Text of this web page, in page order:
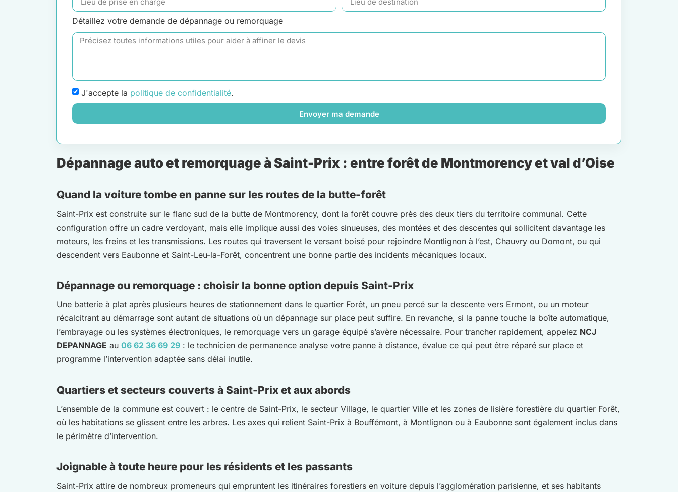
Détaillez votre demande de dépannage ou remorquage
J'accepte la politique de confidentialité.
Envoyer ma demande
Dépannage auto et remorquage à Saint-Prix : entre forêt de Montmorency et val d’Oise
Quand la voiture tombe en panne sur les routes de la butte-forêt
Saint-Prix est construite sur le flanc sud de la butte de Montmorency, dont la forêt couvre près des deux tiers du territoire communal. Cette
configuration offre un cadre verdoyant, mais elle implique aussi des voies sinueuses, des montées et des descentes qui sollicitent davantage les
moteurs, les freins et les transmissions. Les routes qui traversent le versant boisé pour rejoindre Montlignon à l’est, Chauvry ou Domont, ou qui
descendent vers Eaubonne et Saint-Leu-la-Forêt, concentrent une bonne partie des incidents mécaniques locaux.
Dépannage ou remorquage : choisir la bonne option depuis Saint-Prix
Une batterie à plat après plusieurs heures de stationnement dans le quartier Forêt, un pneu percé sur la descente vers Ermont, ou un moteur
récalcitrant au démarrage sont autant de situations où un dépannage sur place peut suffire. En revanche, si la panne touche la boîte automatique,
l’embrayage ou les systèmes électroniques, le remorquage vers un garage équipé s’avère nécessaire. Pour trancher rapidement, appelez NCJ
DEPANNAGE au 06 62 36 69 29 : le technicien de permanence analyse votre panne à distance, évalue ce qui peut être réparé sur place et
programme l’intervention adaptée sans délai inutile.
Quartiers et secteurs couverts à Saint-Prix et aux abords
L’ensemble de la commune est couvert : le centre de Saint-Prix, le secteur Village, le quartier Ville et les zones de lisière forestière du quartier Forêt,
où les habitations se glissent entre les arbres. Les axes qui relient Saint-Prix à Bouffémont, à Montlignon ou à Eaubonne sont également inclus dans
le périmètre d’intervention.
Joignable à toute heure pour les résidents et les passants
Saint-Prix attire de nombreux promeneurs qui empruntent les itinéraires forestiers en voiture depuis l’agglomération parisienne, et ses habitants